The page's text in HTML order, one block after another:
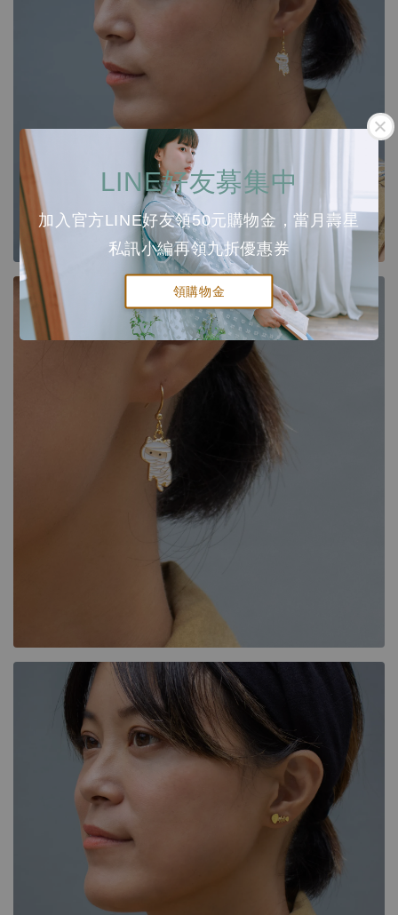
LINE好友募集中
加入官方LINE好友領50元購物金，當月壽星
私訊小編再領九折優惠券
領購物金